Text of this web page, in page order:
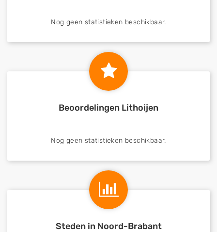
Nog geen statistieken beschikbaar.
Beoordelingen Lithoijen
Nog geen statistieken beschikbaar.
Steden in Noord-Brabant